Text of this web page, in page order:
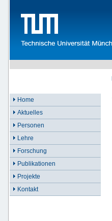
Home
Aktuelles
Personen
Lehre
Forschung
Publikationen
Projekte
Kontakt